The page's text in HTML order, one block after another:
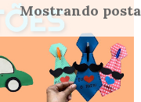
Mostrando